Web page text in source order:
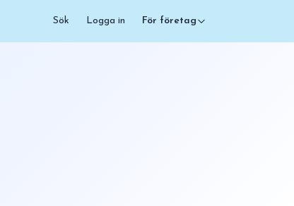
Sök Logga in För företag